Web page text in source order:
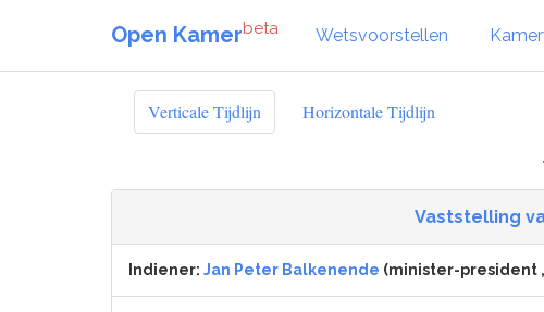
Open Kamerbeta Wetsvoorstellen
Verticale Tijdlijn Horizontale Tijdlijn
Vaststelling
Indiener: Jan Peter Balkenende (minister-president